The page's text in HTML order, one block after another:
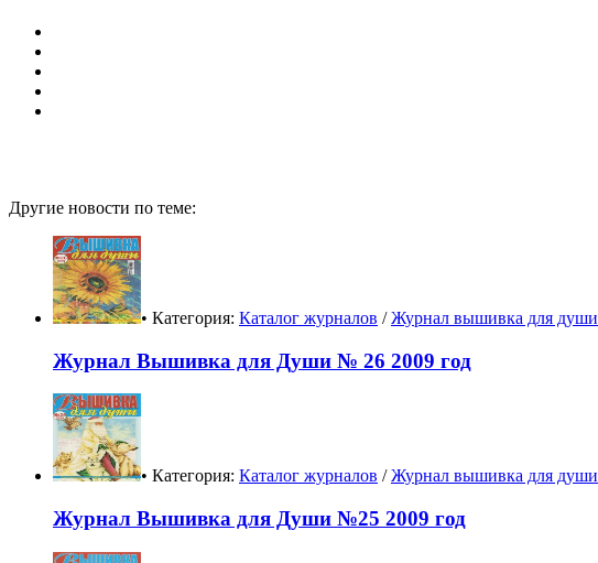
Другие новости по теме:
• Категория: Каталог журналов /Журнал вышивка для души
Журнал Вышивка для Души № 26 2009 год
• Категория: Каталог журналов /Журнал вышивка для души
Журнал Вышивка для Души №25 2009 год